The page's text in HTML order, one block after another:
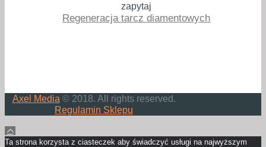
zapytaj
Regeneracja tarcz diamentowych
Axel Media © 2018. All rights reserved.
Regulamin Sklepu
Ta strona korzysta z ciasteczek aby świadczyć usługi na najwyższym